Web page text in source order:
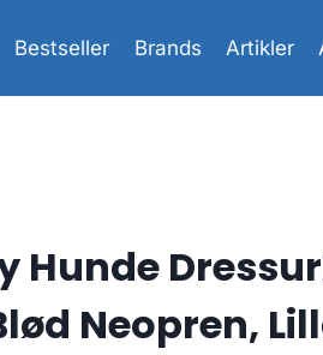
Bestseller Brands Artikler
Hunde
Neopren,